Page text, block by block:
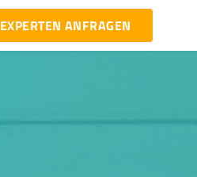
EXPERTEN ANFRAGEN